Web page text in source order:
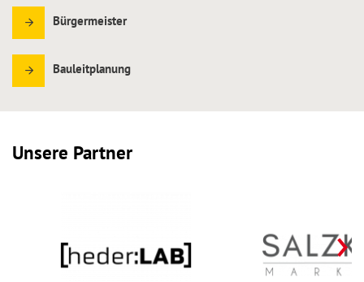
Bürgermeister
Bauleitplanung
Unsere Partner